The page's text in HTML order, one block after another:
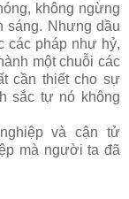
không ngừng
sáng. Nhưng dầu
các pháp như hỷ,
một chuỗi các
cần thiết cho sự
sắc tự nó không
và cận tử
mà người ta đã